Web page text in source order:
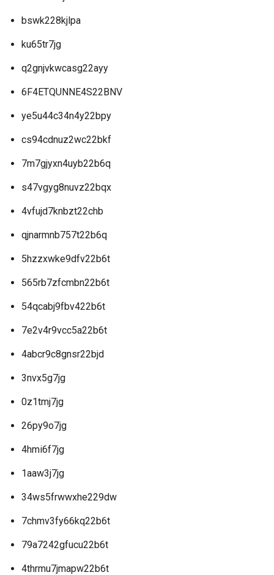
bswk228kjlpa
ku65tr7jg
q2gnjvkwcasg22ayy
6F4ETQUNNE4S22BNV
ye5u44c34n4y22bpy
cs94cdnuz2wc22bkf
7m7gjyxn4uyb22b6q
s47vgyg8nuvz22bqx
4vfujd7knbzt22chb
qjnarmnb757t22b6q
5hzzxwke9dfv22b6t
565rb7zfcmbn22b6t
54qcabj9fbv422b6t
7e2v4r9vcc5a22b6t
4abcr9c8gnsr22bjd
3nvx5g7jg
0z1tmj7jg
26py9o7jg
4hmi6f7jg
1aaw3j7jg
34ws5frwwxhe229dw
7chmv3fy66kq22b6t
79a7242gfucu22b6t
4thrmu7jmapw22b6t